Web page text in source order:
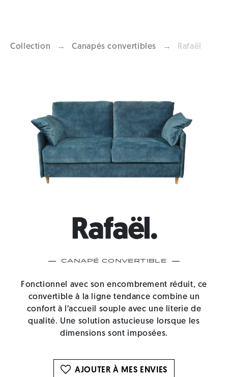
Collection → Canapés convertibles → Rafaël
Previous
Rafaël.
Canapé Convertible
Fonctionnel avec son encombrement réduit, ce
convertible à la ligne tendance combine un
confort à l’accueil souple avec une literie de
qualité. Une solution astucieuse lorsque les
dimensions sont imposées.
AJOUTER À MES ENVIES